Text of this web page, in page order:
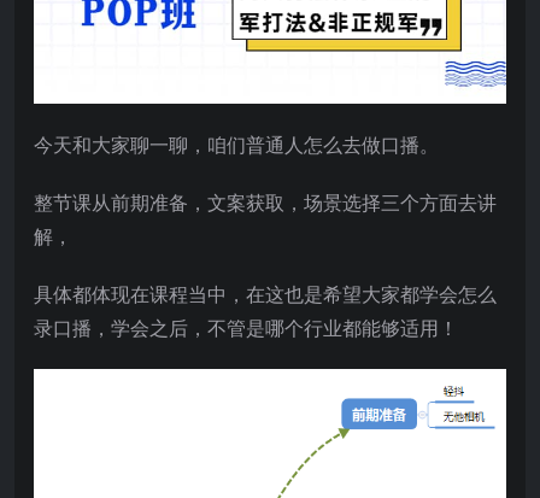
今天和大家聊一聊，咱们普通人怎么去做口播。
整节课从前期准备，文案获取，场景选择三个方面去讲
解，
具体都体现在课程当中，在这也是希望大家都学会怎么
录口播，学会之后，不管是哪个行业都能够适用！